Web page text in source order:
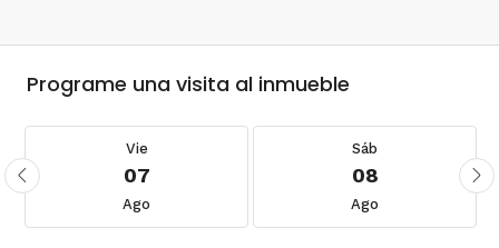
Programe una visita al inmueble
Vie
07
Ago
Sáb
08
Ago